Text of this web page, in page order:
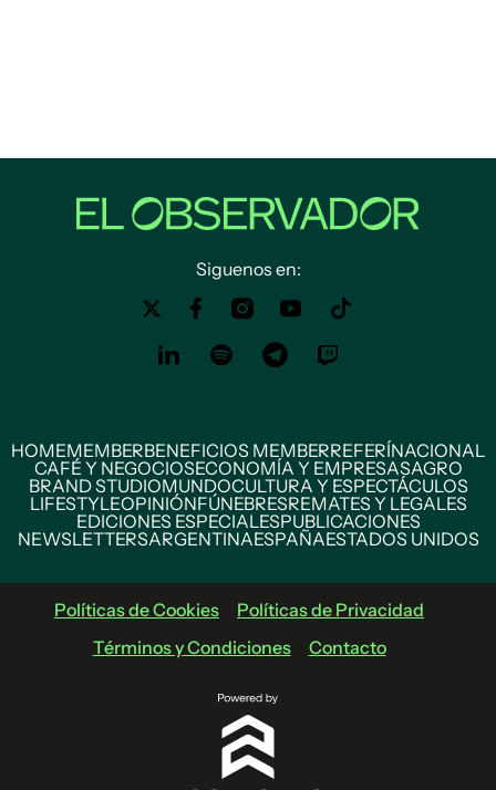
Siguenos en:
HOMEMEMBERBENEFICIOS MEMBERREFERÍNACIONAL
CAFÉ Y NEGOCIOSECONOMÍA Y EMPRESASAGRO
BRAND STUDIOMUNDOCULTURA Y ESPECTÁCULOS
LIFESTYLEOPINIÓNFÚNEBRESREMATES Y LEGALES
EDICIONES ESPECIALESPUBLICACIONES
NEWSLETTERSARGENTINAESPAÑAESTADOS UNIDOS
Políticas de Cookies
Políticas de Privacidad
Términos y Condiciones
Contacto